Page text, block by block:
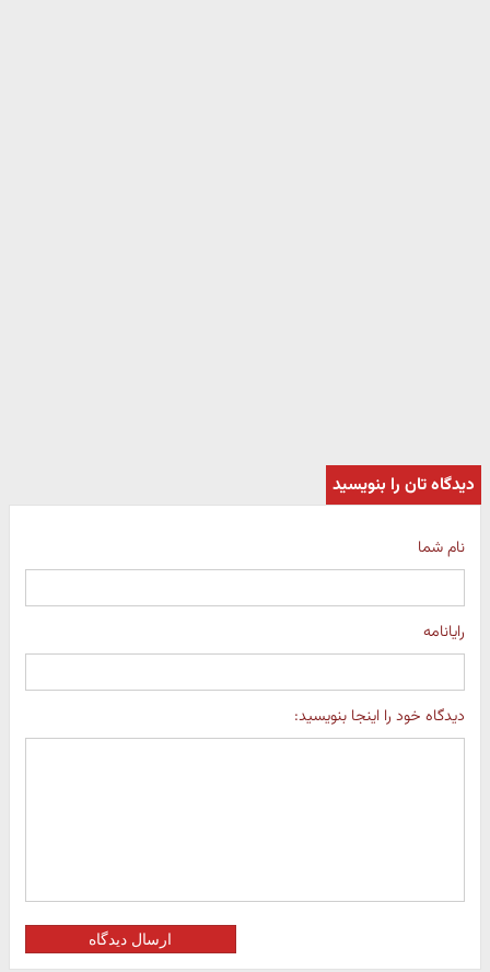
دیدگاه تان را بنویسید
نام شما
رایانامه
دیدگاه خود را اینجا بنویسید:
ارسال دیدگاه